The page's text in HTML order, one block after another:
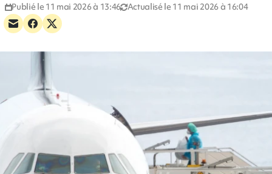
Publié le 11 mai 2026 à 13:46 Actualisé le 11 mai 2026 à 16:04